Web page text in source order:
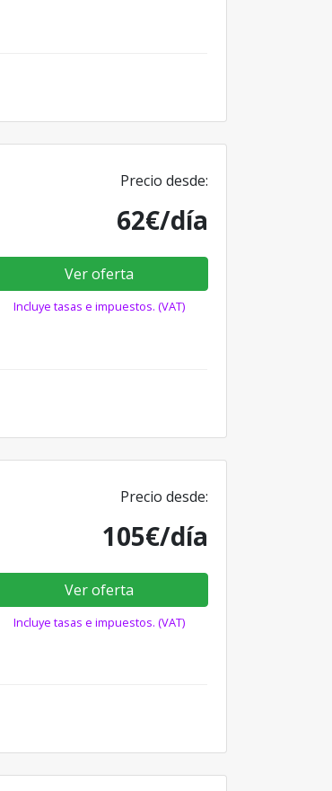
Precio desde:
62€/día
Ver oferta
Incluye tasas e impuestos. (VAT)
Precio desde:
105€/día
Ver oferta
Incluye tasas e impuestos. (VAT)